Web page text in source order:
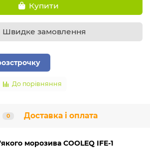
Купити
Швидке замовлення
До порівняння
0 Доставка і оплата
морозива COOLEQ IFE-1